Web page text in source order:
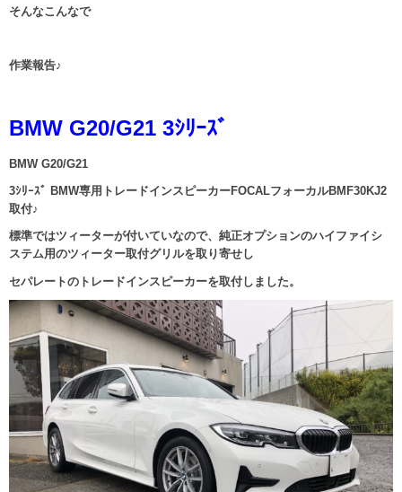
そんなこんなで
作業報告♪
BMW G20/G21 3ｼﾘｰｽﾞ
BMW G20/G21
3ｼﾘｰｽﾞ BMW専用トレードインスピーカーFOCALフォーカルBMF30KJ2
取付♪
標準ではツィーターが付いていなので、純正オプションのハイファイシ
ステム用のツィーター取付グリルを取り寄せし
セパレートのトレードインスピーカーを取付しました。